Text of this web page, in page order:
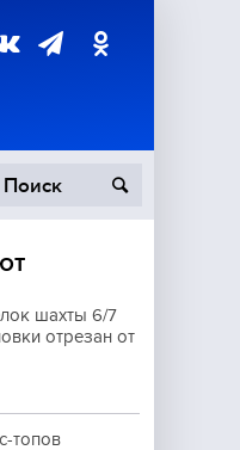
шахты 6/7
отрезан от
топов